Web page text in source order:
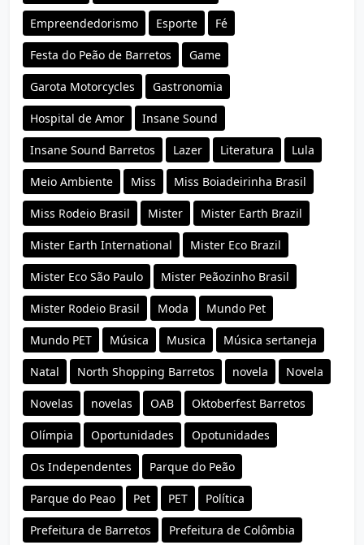
Empreendedorismo Esporte Fé
Festa do Peão de Barretos Game
Garota Motorcycles Gastronomia
Hospital de Amor Insane Sound
Insane Sound Barretos Lazer Literatura Lula
Meio Ambiente Miss Miss Boiadeirinha Brasil
Miss Rodeio Brasil Mister Mister Earth Brazil
Mister Earth International Mister Eco Brazil
Mister Eco São Paulo Mister Peãozinho Brasil
Mister Rodeio Brasil Moda Mundo Pet
Mundo PET Música Musica Música sertaneja
Natal North Shopping Barretos novela Novela
Novelas novelas OAB Oktoberfest Barretos
Olímpia Oportunidades Opotunidades
Os Independentes Parque do Peão
Parque do Peao Pet PET Política
Prefeitura de Barretos Prefeitura de Colômbia